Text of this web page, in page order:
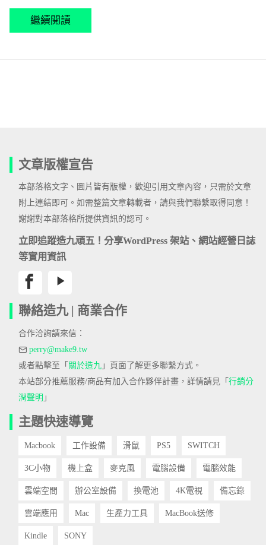
繼續閱讀
文章版權宣告
本部落格文字、圖片皆有版權，歡迎引用文章內容，只需於文章
附上連結即可。如需整篇文章轉載者，請與我們聯繫取得同意！
謝謝對本部落格所提供資訊的認可。
立即追蹤造九頑五！分享WordPress 架站、網站經營日誌
等實用資訊
聯絡造九 | 商業合作
合作洽詢請來信：
perry@make9.tw
或者點擊至「 關於造九 」頁面了解更多聯繫方式。
本站部分推薦服務/商品有加入合作夥伴計畫，詳情請見「 行銷分
潤聲明 」
主題快速導覽
Macbook 工作設備 滑鼠 PS5 SWITCH
3C小物 機上盒 麥克風 電腦設備 電腦效能
雲端空間 辦公室設備 換電池 4K電視 備忘錄
雲端應用 Mac 生產力工具 MacBook送修
Kindle SONY